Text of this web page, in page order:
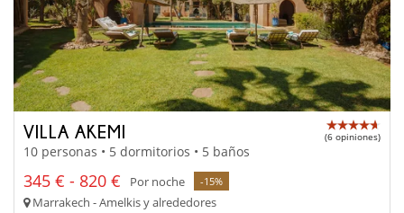
VILLA AKEMI (6 opiniones)
10 personas • 5 dormitorios • 5 baños
345 € - 820 € Por noche -15%
Marrakech - Amelkis y alrededores